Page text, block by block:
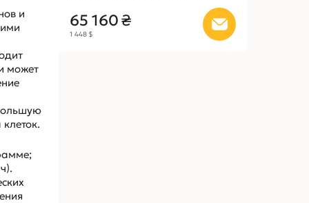
и
может
65 160 ₴
1 448 $